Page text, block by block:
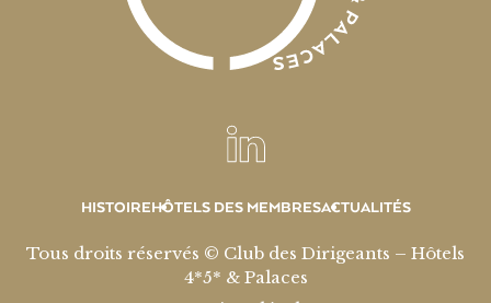
HISTOIREHÔTELS DES MEMBRESACTUALITÉS
Tous droits réservés © Club des Dirigeants – Hôtels
4*5* & Palaces